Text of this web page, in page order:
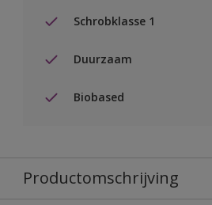
Schrobklasse 1
Duurzaam
Biobased
Productomschrijving